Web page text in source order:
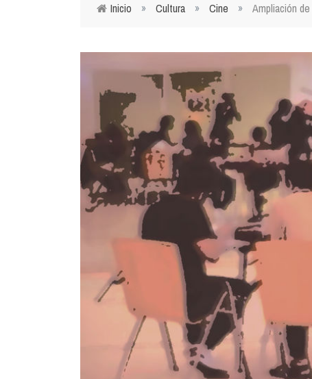
Plan Finde
CULTURA
GASTRONOMÍA
INFANTIL
Inicio » Cultura » Cine » Ampliación